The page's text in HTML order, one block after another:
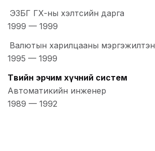
ЭЗБГ ГХ-ны хэлтсийн дарга
1999 — 1999
Валютын харилцааны мэргэжилтэн
1995 — 1999
Төвийн эрчим хүчний систем
Автоматикийн инженер
1989 — 1992